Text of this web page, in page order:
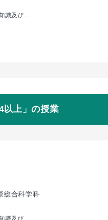
識及び...
上」の授業
総合科学科